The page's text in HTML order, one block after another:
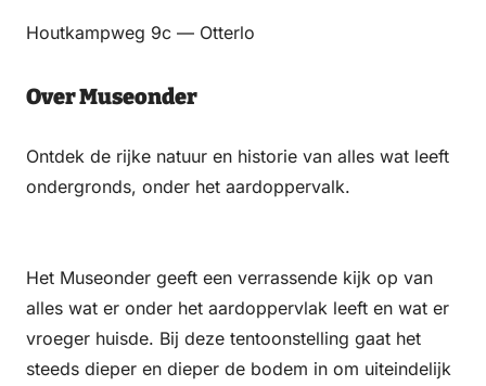
Houtkampweg 9c — Otterlo
Over Museonder
Ontdek de rijke natuur en historie van alles wat leeft
ondergronds, onder het aardoppervalk.
Het Museonder geeft een verrassende kijk op van
alles wat er onder het aardoppervlak leeft en wat er
vroeger huisde. Bij deze tentoonstelling gaat het
steeds dieper en dieper de bodem in om uiteindelijk